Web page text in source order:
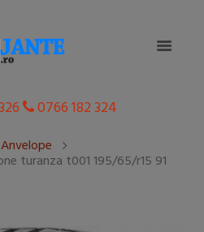
0766 182 324
Anvelope
turanza t001 195/65/r15 91